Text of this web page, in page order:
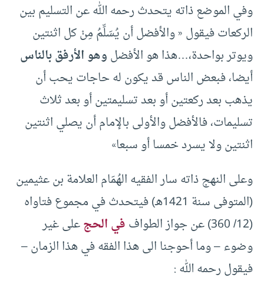
وفي الموضع ذاته يتحدث رحمه الله عن التسليم بين
الركعات فيقول « والأفضل أن يُسَلِّمُ مِنْ كل اثنتين
ويوتر بواحدة،…هذا هو الأفضلوهو الأرفق بالناس
أيضا، فبعض الناس قد يكون له حاجات يحب أن
يذهب بعد ركعتين أو بعد تسليمتين أو بعد ثلاث
تسليمات، فالأفضل والأولى بالإمام أن يصلي اثنتين
اثنتين ولا يسرد خمسا أو سبعا»
وعلى النهج ذاته سار الفقيه الهُمَام العلامة بن عثيمين
(المتوفى سنة 1421هـ) فيتحدث في مجموع فتاواه
(12/ 360) عن جواز الطواف
في الحجعلى غير
وضوء – وما أحوجنا الى هذا الفقه في هذا الزمان –
فيقول رحمه الله :